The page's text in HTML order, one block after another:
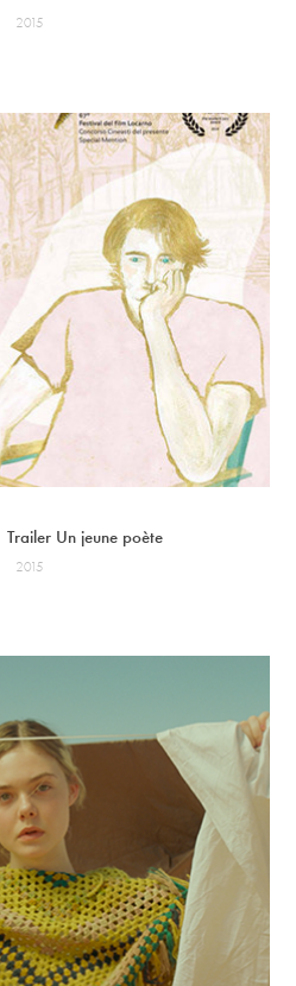
2015
Un jeune poète
2015